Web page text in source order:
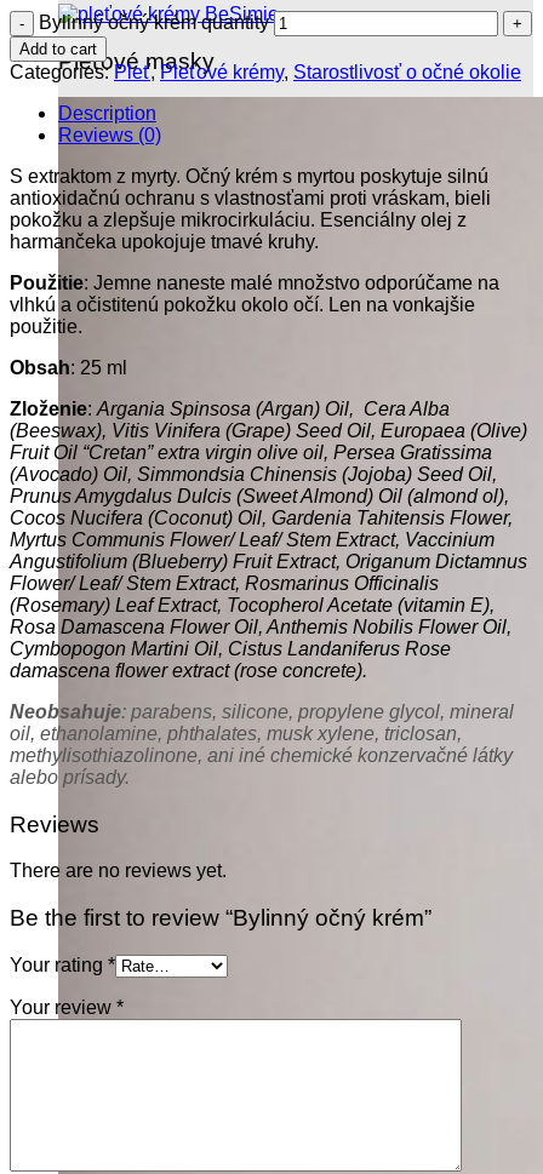
Pleťové masky
Bylinný očný krém quantity
Add to cart
Categories:Pleť, Pleťové krémy, Starostlivosť o očné okolie
Description
Reviews (0)
S extraktom z myrty. Očný krém s myrtou poskytuje silnú
antioxidačnú ochranu s vlastnosťami proti vráskam, bieli
pokožku a zlepšuje mikrocirkuláciu. Esenciálny olej z
harmančeka upokojuje tmavé kruhy.
Použitie: Jemne naneste malé množstvo odporúčame na
vlhkú a očistitenú pokožku okolo očí. Len na vonkajšie
použitie.
Obsah: 25 ml
Zloženie: Argania Spinsosa (Argan) Oil, Cera Alba
(Beeswax), Vitis Vinifera (Grape) Seed Oil, Europaea (Olive)
Fruit Oil “Cretan” extra virgin olive oil, Persea Gratissima
(Avocado) Oil, Simmondsia Chinensis (Jojoba) Seed Oil,
Prunus Amygdalus Dulcis (Sweet Almond) Oil (almond ol),
Cocos Nucifera (Coconut) Oil, Gardenia Tahitensis Flower,
Myrtus Communis Flower/ Leaf/ Stem Extract, Vaccinium
Angustifolium (Blueberry) Fruit Extract, Origanum Dictamnus
Flower/ Leaf/ Stem Extract, Rosmarinus Officinalis
(Rosemary) Leaf Extract, Tocopherol Acetate (vitamin E),
Rosa Damascena Flower Oil, Anthemis Nobilis Flower Oil,
Cymbopogon Martini Oil, Cistus Landaniferus Rose
damascena flower extract (rose concrete).
Neobsahuje: parabens, silicone, propylene glycol, mineral
oil, ethanolamine, phthalates, musk xylene, triclosan,
methylisothiazolinone, ani iné chemické konzervačné látky
alebo prísady.
Reviews
There are no reviews yet.
Be the first to review “Bylinný očný krém”
Your rating *
Your review *